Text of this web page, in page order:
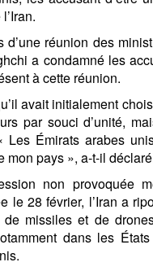
d’une réunion des
a condamné les
à cette réunion.
avait initialement
par souci d’unité,
Émirats arabes
mon pays », a-t-il
non provoquée
le 28 février, l’Iran a
missiles et de
dans les